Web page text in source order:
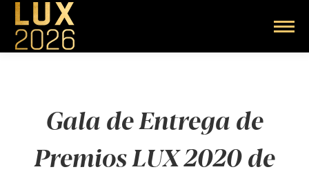
Gala de Entrega de
Premios LUX 2020 de